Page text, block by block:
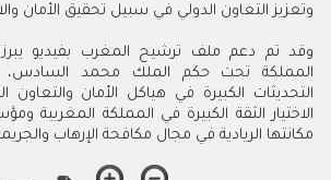
وتعزيز التعاون الدولي في سبيل تحقيق الأمان
وقد تم دعم ملف ترشيح المغرب بفيديو
المملكة تحت حكم الملك محمد
التحديثات الكبيرة في هياكل الأمان
الاختيار الثقة الكبيرة في المملكة المغربية
مكانتها الريادية في مجال مكافحة الإرهاب